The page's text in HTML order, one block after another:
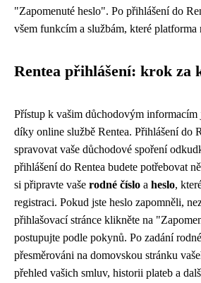
"Zapomenuté heslo". Po přihlášení do
všem funkcím a službám, které platforma
Rentea přihlášení: krok za
Přístup k vašim důchodovým informacím
díky online službě Rentea. Přihlášení do
spravovat vaše důchodové spoření
přihlášení do Rentea budete potřebovat
si připravte vaše rodné číslo a heslo,
registraci. Pokud jste heslo zapomněli,
přihlašovací stránce klikněte na
postupujte podle pokynů. Po zadání
přesměrováni na domovskou stránku
přehled vašich smluv, historii plateb a